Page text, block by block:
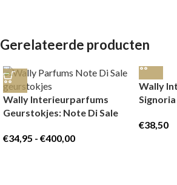
Gerelateerde producten
Wally Interieurparfums
Geurstokjes: Note Di Sale
€34,95 - €400,00
Wally
€38,50